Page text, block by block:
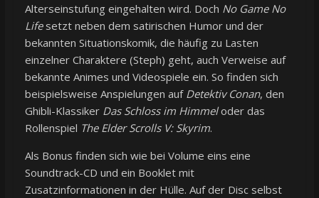
Alterseinstufung eingehalten wird. Doch No Game No
Lifesetzt neben dem satirischen Humor und der
bekannten Situationskomik, die häufig zu Lasten
einzelner Charaktere (Steph) geht, auch Verweise auf
bekannte Animes und Videospiele ein. So finden sich
beispielsweise Anspielungen auf Detektiv Conan, den
Ghibli-Klassiker Das Schloss im Himmeloder das
Rollenspiel The Elder Scrolls V: Skyrim.
Als Bonus finden sich wie bei Volume eins eine
Soundtrack-CD und ein Booklet mit
Zusatzinformationen in der Hülle. Auf der Disc selbst